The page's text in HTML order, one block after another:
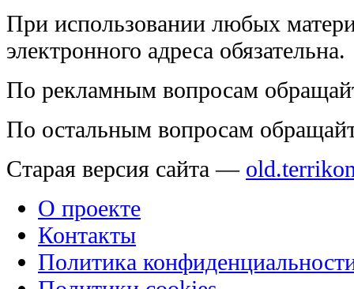
При использовании любых
электронного адреса обязательна.
По рекламным вопросам
По остальным вопросам
Старая версия сайта —
О проекте
Контакты
Политика